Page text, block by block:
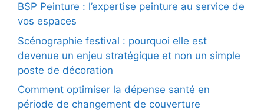
BSP Peinture : l’expertise peinture au service de
vos espaces
Scénographie festival : pourquoi elle est
devenue un enjeu stratégique et non un simple
poste de décoration
Comment optimiser la dépense santé en
période de changement de couverture